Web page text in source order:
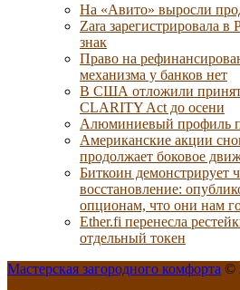
На «Авито» выросли
Zara зарегистрировала
знак
Право на
механизма у банков нет
В США отложили
CLARITY Act до осени
Алюминиевый профиль
Американские акции
продолжает боковое
Биткоин демонстрирует
восстановление:
опционам, что они нам
Ether.fi перенесла
отдельный токен
Мастерская загородного комфорта ©